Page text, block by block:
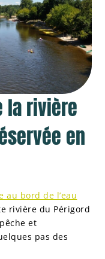
la rivière
en
au bord de l’eau
rivière du Périgord
et
pas des